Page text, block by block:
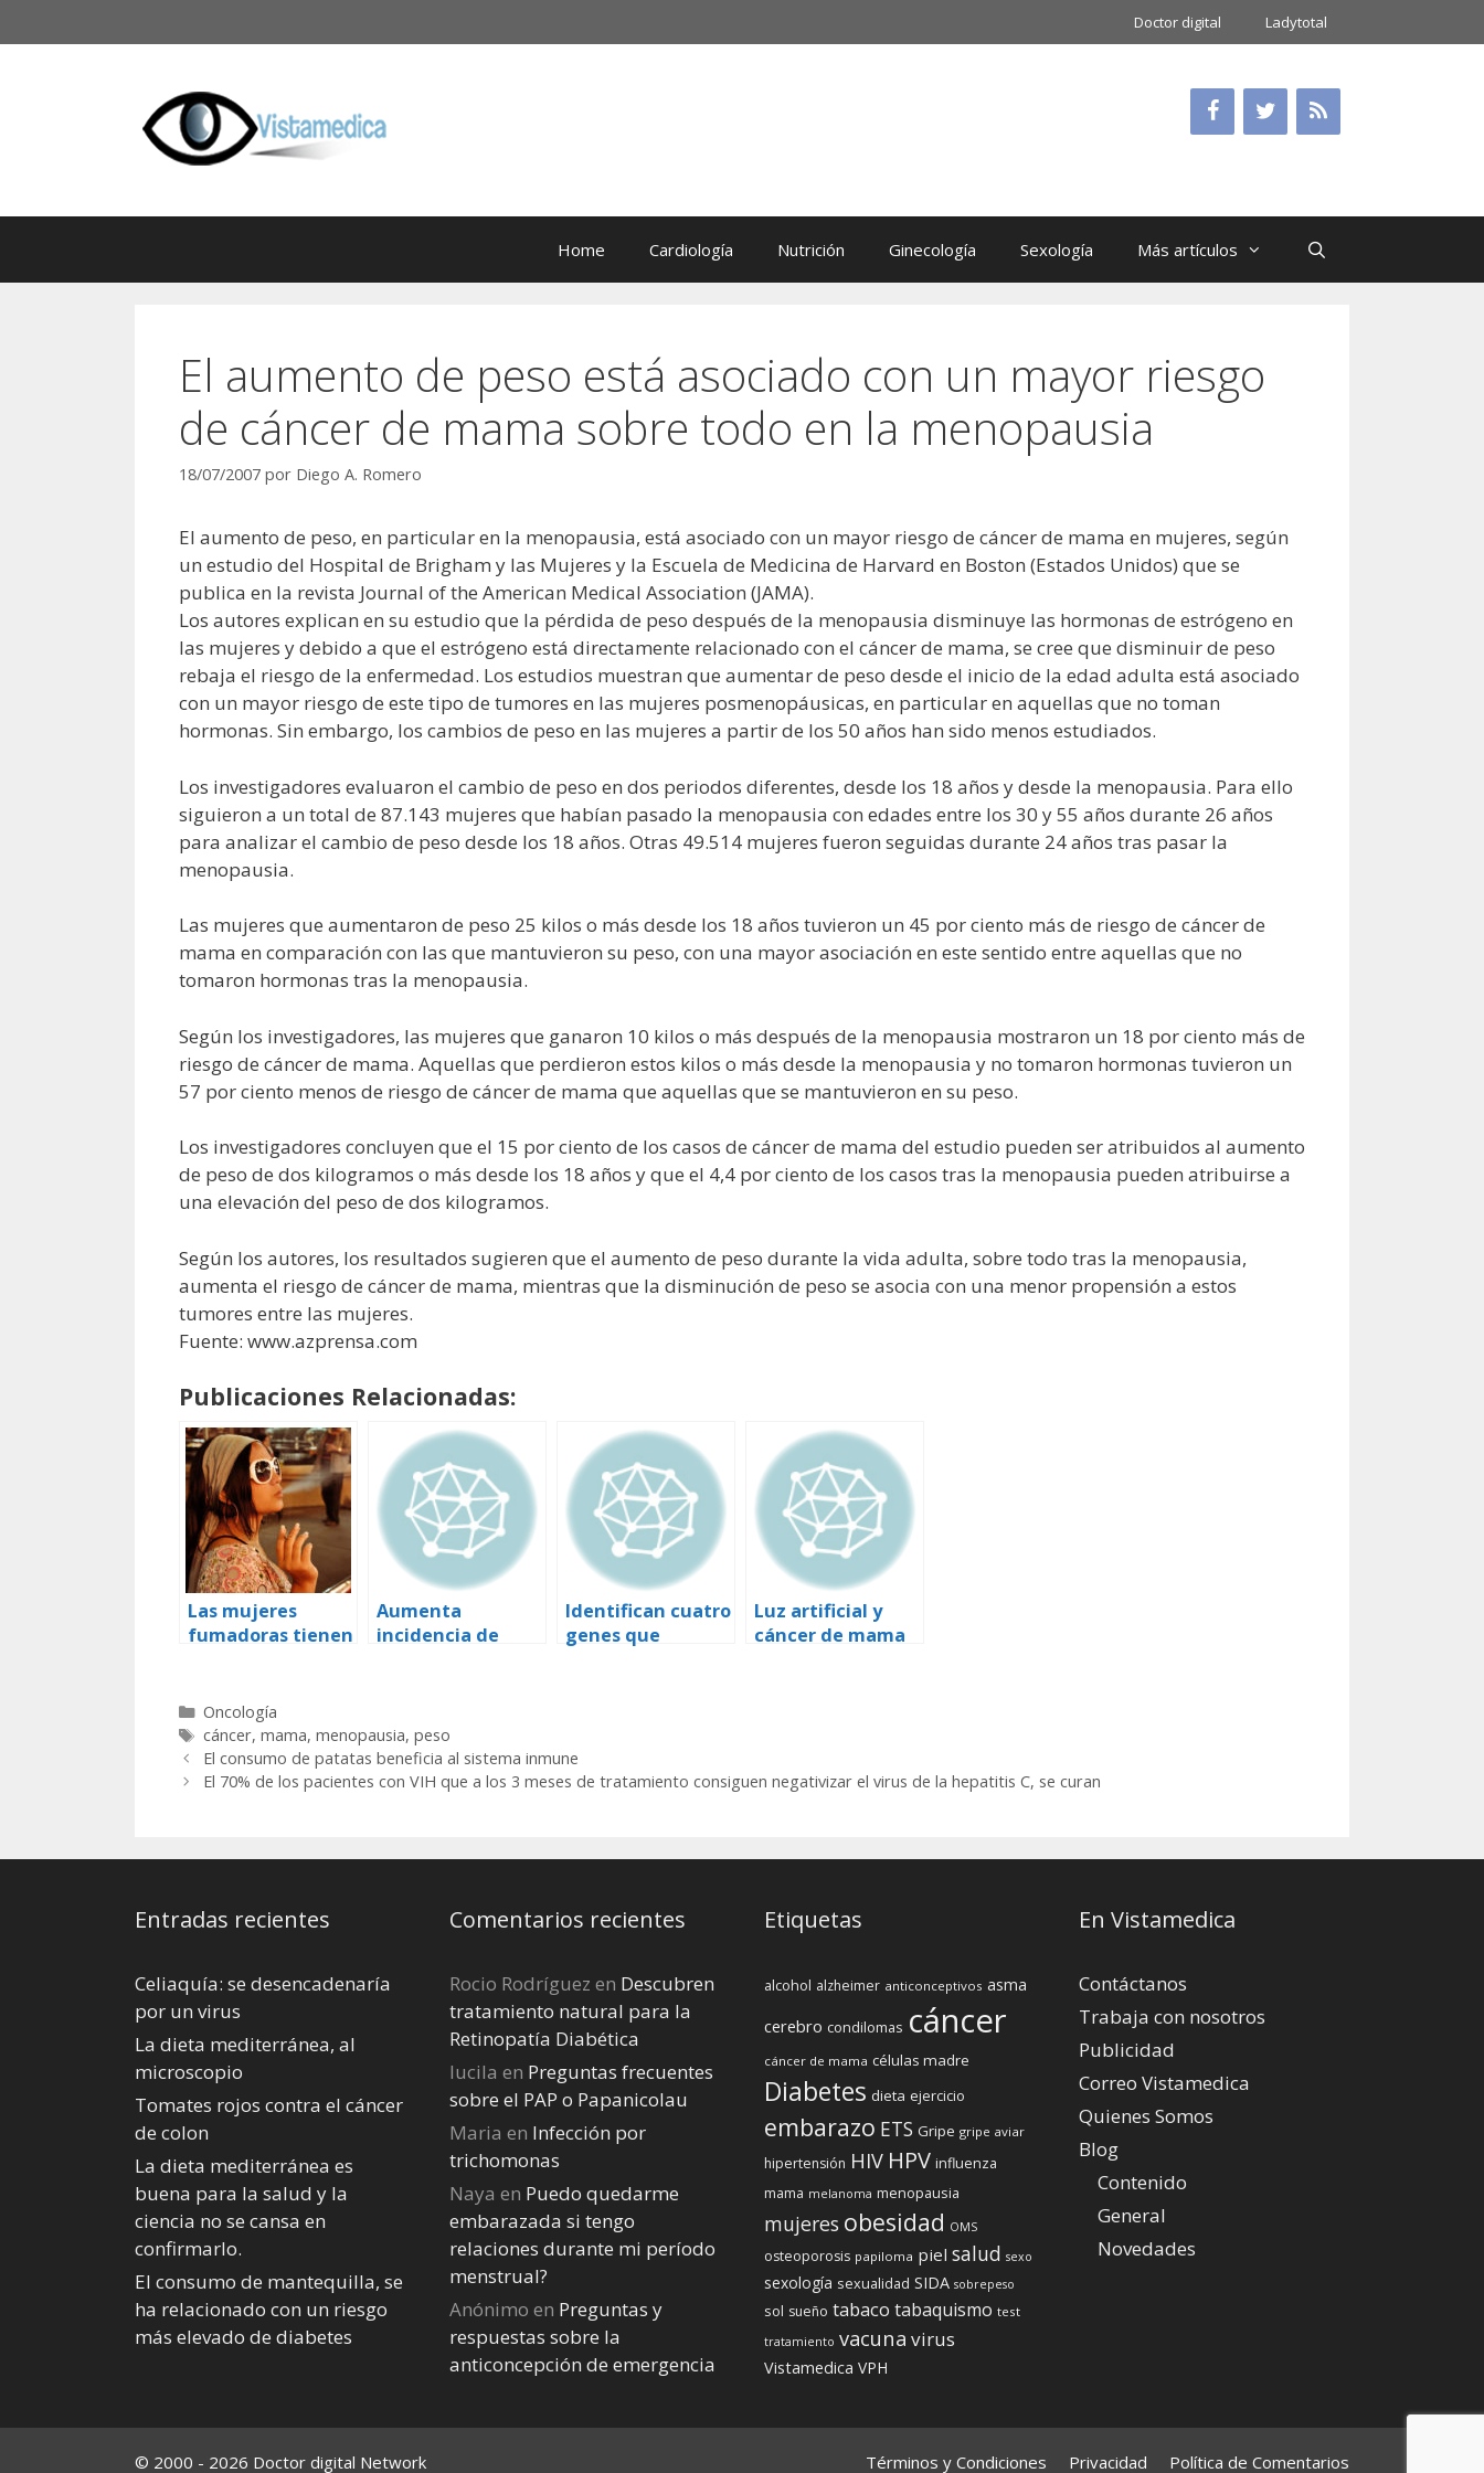
al
Doctor digital Ladytotal
Home Cardiología Nutrición Ginecología Sexología Más artículos
El aumento de peso está asociado con un mayor riesgo
de cáncer de mama sobre todo en la menopausia
18/07/2007 por Diego A. Romero
El aumento de peso, en particular en la menopausia, está asociado con un mayor riesgo de cáncer de mama en mujeres, según
un estudio del Hospital de Brigham y las Mujeres y la Escuela de Medicina de Harvard en Boston (Estados Unidos) que se
publica en la revista Journal of the American Medical Association (JAMA).
Los autores explican en su estudio que la pérdida de peso después de la menopausia disminuye las hormonas de estrógeno en
las mujeres y debido a que el estrógeno está directamente relacionado con el cáncer de mama, se cree que disminuir de peso
rebaja el riesgo de la enfermedad. Los estudios muestran que aumentar de peso desde el inicio de la edad adulta está asociado
con un mayor riesgo de este tipo de tumores en las mujeres posmenopáusicas, en particular en aquellas que no toman
hormonas. Sin embargo, los cambios de peso en las mujeres a partir de los 50 años han sido menos estudiados.
Los investigadores evaluaron el cambio de peso en dos periodos diferentes, desde los 18 años y desde la menopausia. Para ello
siguieron a un total de 87.143 mujeres que habían pasado la menopausia con edades entre los 30 y 55 años durante 26 años
para analizar el cambio de peso desde los 18 años. Otras 49.514 mujeres fueron seguidas durante 24 años tras pasar la
menopausia.
Las mujeres que aumentaron de peso 25 kilos o más desde los 18 años tuvieron un 45 por ciento más de riesgo de cáncer de
mama en comparación con las que mantuvieron su peso, con una mayor asociación en este sentido entre aquellas que no
tomaron hormonas tras la menopausia.
Según los investigadores, las mujeres que ganaron 10 kilos o más después de la menopausia mostraron un 18 por ciento más de
riesgo de cáncer de mama. Aquellas que perdieron estos kilos o más desde la menopausia y no tomaron hormonas tuvieron un
57 por ciento menos de riesgo de cáncer de mama que aquellas que se mantuvieron en su peso.
Los investigadores concluyen que el 15 por ciento de los casos de cáncer de mama del estudio pueden ser atribuidos al aumento
de peso de dos kilogramos o más desde los 18 años y que el 4,4 por ciento de los casos tras la menopausia pueden atribuirse a
una elevación del peso de dos kilogramos.
Según los autores, los resultados sugieren que el aumento de peso durante la vida adulta, sobre todo tras la menopausia,
aumenta el riesgo de cáncer de mama, mientras que la disminución de peso se asocia con una menor propensión a estos
tumores entre las mujeres.
Fuente: www.azprensa.com
Publicaciones Relacionadas:
Las mujeres
fumadoras tienen
mama
Aumenta
incidencia de
Identifican cuatro
genes que
Luz artificial y
cáncer de mama
Categorías
Oncología
Etiquetas
cáncer, mama, menopausia, peso
El consumo de patatas beneficia al sistema inmune
El 70% de los pacientes con VIH que a los 3 meses de tratamiento consiguen negativizar el virus de la hepatitis C, se curan
Entradas recientes
Celiaquía: se desencadenaría
por un virus
La dieta mediterránea, al
microscopio
Tomates rojos contra el cáncer
de colon
La dieta mediterránea es
buena para la salud y la
ciencia no se cansa en
confirmarlo.
El consumo de mantequilla, se
ha relacionado con un riesgo
más elevado de diabetes
Comentarios recientes
Rocio Rodríguez en Descubren
tratamiento natural para la
Retinopatía Diabética
lucila en Preguntas frecuentes
sobre el PAP o Papanicolau
Maria en Infección por
trichomonas
Naya en Puedo quedarme
embarazada si tengo
relaciones durante mi perí­odo
menstrual?
Anónimo en Preguntas y
respuestas sobre la
anticoncepción de emergencia
Etiquetas
alcohol alzheimer anticonceptivos asma
cerebro condilomas cáncer
cáncer de mama células madre
Diabetes dieta ejercicio
embarazo ETS Gripe gripe aviar
hipertensión HIV HPV influenza
mama melanoma menopausia
mujeres obesidad OMS
osteoporosis papiloma piel salud sexo
sexología sexualidad SIDA sobrepeso
sol sueño tabaco tabaquismo test
tratamiento vacuna virus
Vistamedica VPH
En Vistamedica
Contáctanos
Trabaja con nosotros
Publicidad
Correo Vistamedica
Quienes Somos
Blog
Contenido
General
Novedades
Términos y Condiciones Privacidad Política de Comentarios
© 2000 - 2026 Doctor digital Network